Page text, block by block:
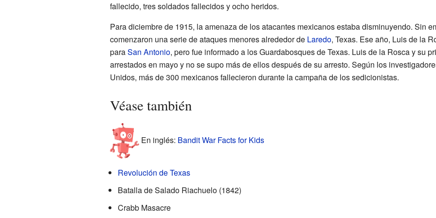
fallecido, tres soldados fallecidos y ocho heridos.
Para diciembre de 1915, la amenaza de los atacantes mexicanos estaba disminuyendo. Sin
comenzaron una serie de ataques menores alrededor de Laredo, Texas. Ese año, Luis de la
paraSan Antonio, pero fue informado a los Guardabosques de Texas. Luis de la Rosca y su
arrestados en mayo y no se supo más de ellos después de su arresto. Según los
Unidos, más de 300 mexicanos fallecieron durante la campaña de los sedicionistas.
Véase también
En inglés: Bandit War Facts for Kids
Revolución de Texas
Batalla de Salado Riachuelo (1842)
Crabb Masacre